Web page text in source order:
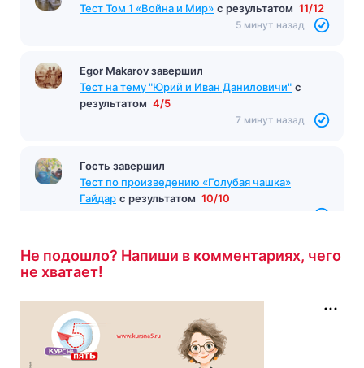
Тест Том 1 «Война и Мир» с результатом 11/12
5 минут назад
Egor Makarov завершил
Тест на тему "Юрий и Иван Даниловичи" с
результатом 4/5
7 минут назад
Гость завершил
Тест по произведению «Голубая чашка»
Гайдар с результатом 10/10
Не подошло? Напиши в комментариях, чего
не хватает!